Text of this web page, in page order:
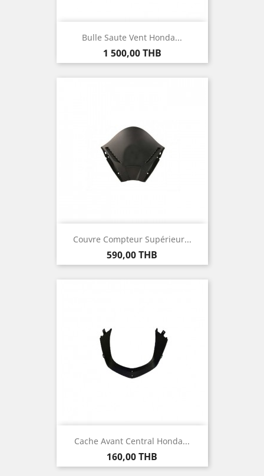
Bulle Saute Vent Honda...
Prix
1 500,00 THB
Couvre Compteur Supérieur...
Prix
590,00 THB
Cache Avant Central Honda...
Prix
160,00 THB